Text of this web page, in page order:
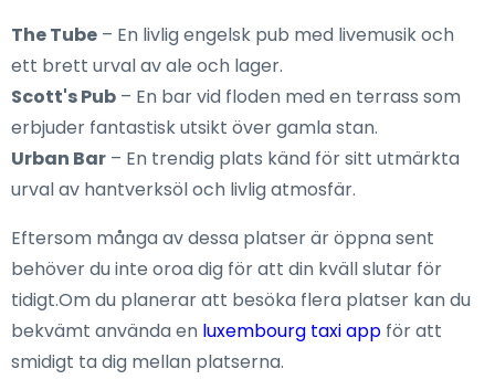
The Tube – En livlig engelsk pub med livemusik och
ett brett urval av ale och lager.
Scott's Pub – En bar vid floden med en terrass som
erbjuder fantastisk utsikt över gamla stan.
Urban Bar – En trendig plats känd för sitt utmärkta
urval av hantverksöl och livlig atmosfär.
Eftersom många av dessa platser är öppna sent
behöver du inte oroa dig för att din kväll slutar för
tidigt.Om du planerar att besöka flera platser kan du
bekvämt använda en luxembourg taxi app för att
smidigt ta dig mellan platserna.